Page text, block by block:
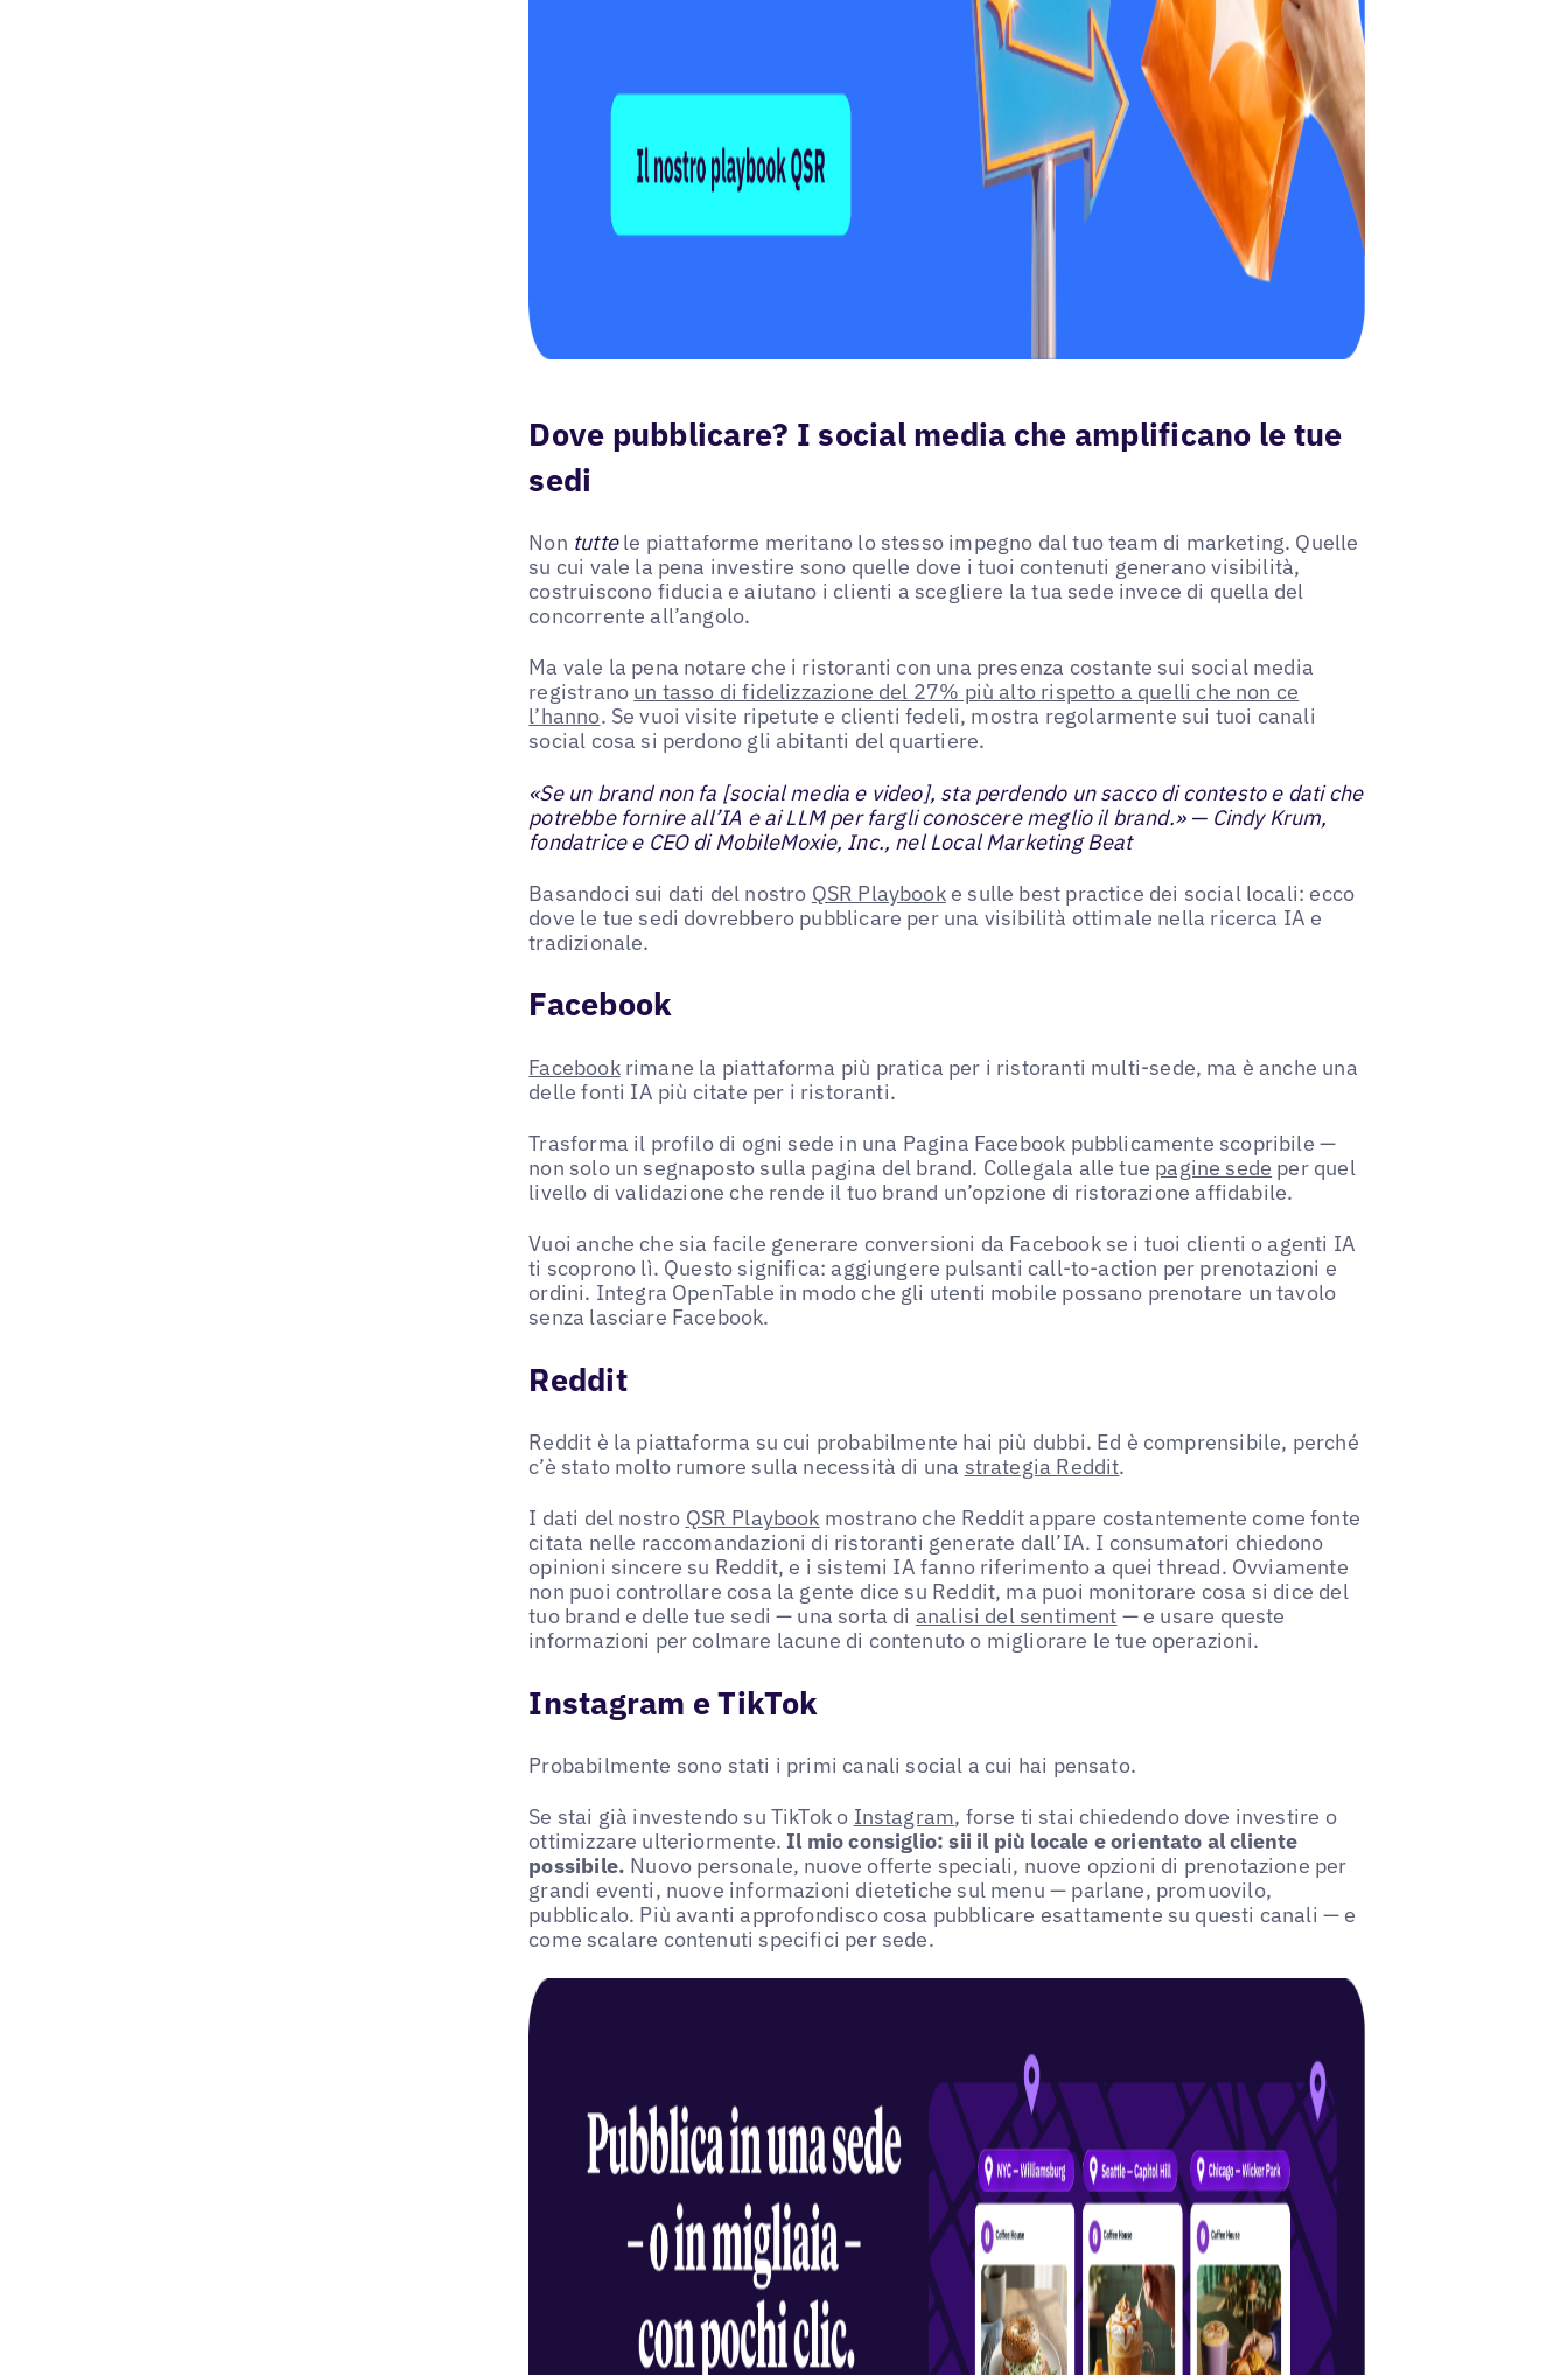
Dove pubblicare? I social media che amplificano le tue
sedi
Non tuttele piattaforme meritano lo stesso impegno dal tuo team di marketing. Quelle
su cui vale la pena investire sono quelle dove i tuoi contenuti generano visibilità,
costruiscono fiducia e aiutano i clienti a scegliere la tua sede invece di quella del
concorrente all’angolo.
Ma vale la pena notare che i ristoranti con una presenza costante sui social media
registrano un tasso di fidelizzazione del 27% più alto rispetto a quelli che non ce
l’hanno. Se vuoi visite ripetute e clienti fedeli, mostra regolarmente sui tuoi canali
social cosa si perdono gli abitanti del quartiere.
«Se un brand non fa [social media e video], sta perdendo un sacco di contesto e dati che
potrebbe fornire all’IA e ai LLM per fargli conoscere meglio il brand.» — Cindy Krum,
fondatrice e CEO di MobileMoxie, Inc., nel Local Marketing Beat
Basandoci sui dati del nostro QSR Playbooke sulle best practice dei social locali: ecco
dove le tue sedi dovrebbero pubblicare per una visibilità ottimale nella ricerca IA e
tradizionale.
Facebook
Facebookrimane la piattaforma più pratica per i ristoranti multi-sede, ma è anche una
delle fonti IA più citate per i ristoranti.
Trasforma il profilo di ogni sede in una Pagina Facebook pubblicamente scopribile —
non solo un segnaposto sulla pagina del brand. Collegala alle tue pagine sede per quel
livello di validazione che rende il tuo brand un’opzione di ristorazione affidabile.
Vuoi anche che sia facile generare conversioni da Facebook se i tuoi clienti o agenti IA
ti scoprono lì. Questo significa: aggiungere pulsanti call-to-action per prenotazioni e
ordini. Integra OpenTable in modo che gli utenti mobile possano prenotare un tavolo
senza lasciare Facebook.
Reddit
Reddit è la piattaforma su cui probabilmente hai più dubbi. Ed è comprensibile, perché
c’è stato molto rumore sulla necessità di una strategia Reddit.
I dati del nostro QSR Playbook mostrano che Reddit appare costantemente come fonte
citata nelle raccomandazioni di ristoranti generate dall’IA. I consumatori chiedono
opinioni sincere su Reddit, e i sistemi IA fanno riferimento a quei thread. Ovviamente
non puoi controllare cosa la gente dice su Reddit, ma puoi monitorare cosa si dice del
tuo brand e delle tue sedi — una sorta di analisi del sentiment — e usare queste
informazioni per colmare lacune di contenuto o migliorare le tue operazioni.
Instagram e TikTok
Probabilmente sono stati i primi canali social a cui hai pensato.
Se stai già investendo su TikTok o Instagram, forse ti stai chiedendo dove investire o
ottimizzare ulteriormente. Il mio consiglio: sii il più locale e orientato al cliente
possibile. Nuovo personale, nuove offerte speciali, nuove opzioni di prenotazione per
grandi eventi, nuove informazioni dietetiche sul menu — parlane, promuovilo,
pubblicalo. Più avanti approfondisco cosa pubblicare esattamente su questi canali — e
come scalare contenuti specifici per sede.